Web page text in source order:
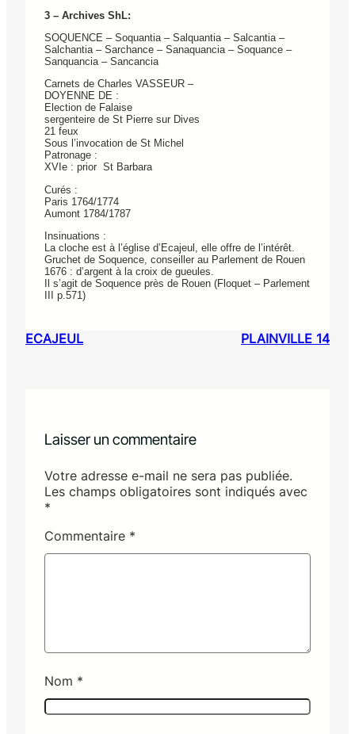
3 – Archives ShL:
SOQUENCE – Soquantia – Salquantia – Salcantia –
Salchantia – Sarchance – Sanaquancia – Soquance –
Sanquancia – Sancancia
Carnets de Charles VASSEUR –
DOYENNE DE :
Election de Falaise
sergenteire de St Pierre sur Dives
21 feux
Sous l’invocation de St Michel
Patronage :
XVIe : prior St Barbara
Curés :
Paris 1764/1774
Aumont 1784/1787
Insinuations :
La cloche est à l’église d’Ecajeul, elle offre de l’intérêt.
Gruchet de Soquence, conseiller au Parlement de Rouen
1676 : d’argent à la croix de gueules.
Il s’agit de Soquence près de Rouen (Floquet – Parlement
III p.571)
ECAJEUL PLAINVILLE 14
Laisser un commentaire
Votre adresse e-mail ne sera pas publiée.
Les champs obligatoires sont indiqués avec
*
Commentaire *
Nom *